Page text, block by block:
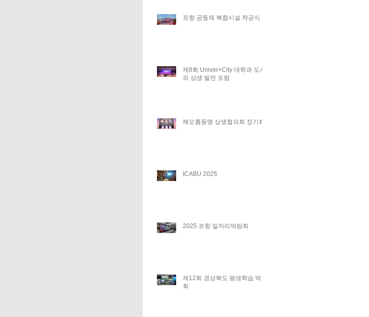
포항 공동체 복합시설 착공식
제8회 Univer+City 대학과 도시
의 상생 발전 포럼
해오름동맹 상생협의회 정기회
ICABU 2025
2025 포항 일자리박람회
제12회 경상북도 평생학습 박람
회